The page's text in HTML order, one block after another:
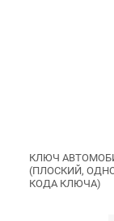
КЛЮЧ
(ПЛОСКИЙ,
КОДА КЛЮЧА)